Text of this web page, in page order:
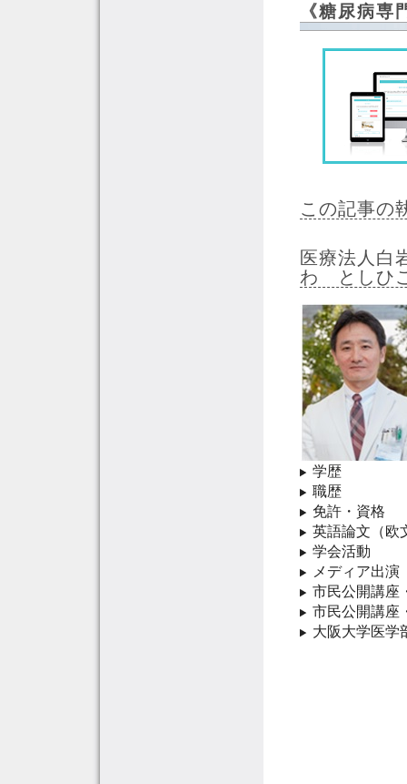
《糖尿病
この記事の
医療法人
わ としひ
学歴
職歴
免許・資格
英語論文（欧
学会活動
メディア出演
市民公開講座
市民公開講座
大阪大学医学